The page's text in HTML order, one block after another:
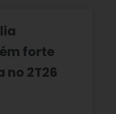
forte
no 2T26